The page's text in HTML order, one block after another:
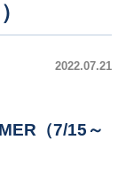
グハウス
2022.07.21
（7/15～